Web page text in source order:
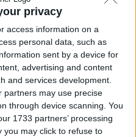
privacy
access information on a
personal data, such as
sent by a device for
advertising and content
and services development.
partners may use precise
through device scanning. You
1733 partners’ processing
you may click to refuse to
può avere